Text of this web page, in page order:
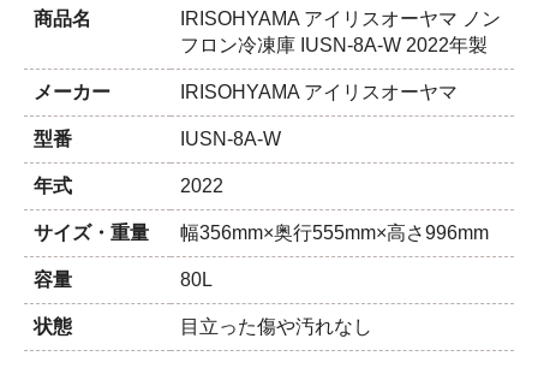
商品名
IRISOHYAMA アイリスオーヤマ ノン
フロン冷凍庫 IUSN-8A-W 2022年製
メーカー IRISOHYAMA アイリスオーヤマ
型番 IUSN-8A-W
年式 2022
サイズ・重量 幅356mm×奥行555mm×高さ996mm
容量 80L
状態 目立った傷や汚れなし